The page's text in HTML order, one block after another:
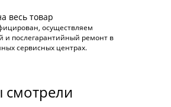
весь товар
осуществляем
и послегарантийный ремонт в
сервисных центрах.
смотрели